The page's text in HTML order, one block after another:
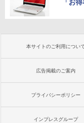
「お
本サイトのご利用につい
広告掲載のご案内
プライバシーポリシー
インプレスグループ